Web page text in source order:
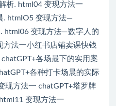
析. html04 变现方法一
. htmlO5 变现方法—
html06 变现方法—数字人的
方法一小红书店铺卖课快钱
各场最下的实用案
各种打卡场晨的实际
现方法一 chatGPT+塔罗牌
变现方法一